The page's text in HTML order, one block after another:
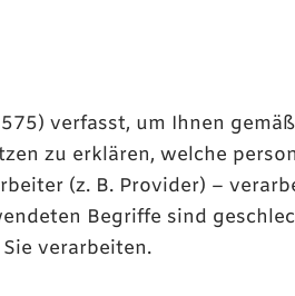
verfasst, um Ihnen
zu erklären, welche
(z. B. Provider) –
Begriffe sind
verarbeiten.